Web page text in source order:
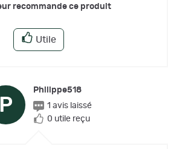
recommande ce produit
Utile
P
Philippe518
1 avis laissé
0 utile reçu